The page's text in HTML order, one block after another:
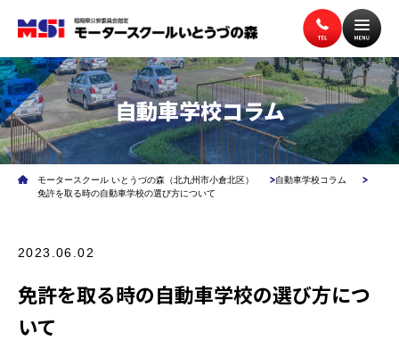
トップページ 入校案内
教習案内 講習案内
施設案内
自動車学校コラム
モータースクール いとうづの森（北九州市小倉北区）
自動車学校コラム
免許を取る時の自動車学校の選び方について
2023.06.02
免許を取る時の自動車学校の選び方につ
いて